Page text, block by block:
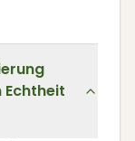
Echtheit